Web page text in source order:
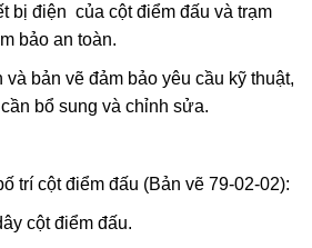
bị điện của cột điểm đấu và trạm
bảo an toàn.
bản vẽ đảm bảo yêu cầu kỹ thuật,
bổ sung và chỉnh sửa.
trí cột điểm đấu (Bản vẽ 79-02-02):
cột điểm đấu.